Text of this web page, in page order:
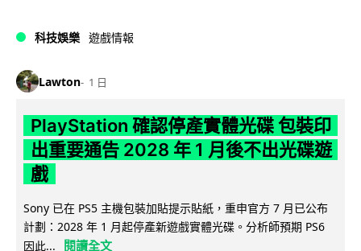
科技娛樂 遊戲情報
Lawton 1 日
PlayStation 確認停產實體光碟 包裝印
出重要通告 2028 年 1 月後不出光碟遊
戲
Sony 已在 PS5 主機包裝加貼提示貼紙，重申官方 7 月已公布
計劃：2028 年 1 月起停產新遊戲實體光碟。分析師預期 PS6
因此...
閱讀全文